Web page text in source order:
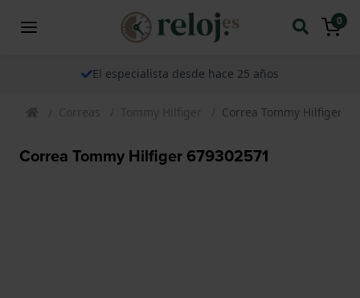
0
El especialista desde hace 25 años
Correas Tommy Hilfiger Correa Tommy Hilfiger
Correa Tommy Hilfiger 679302571